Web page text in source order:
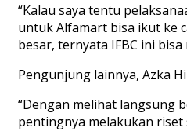
“Kalau saya tentu
untuk Alfamart bisa ikut ke
besar, ternyata IFBC ini
Pengunjung lainnya, Azka
“Dengan melihat langsung
pentingnya melakukan riset